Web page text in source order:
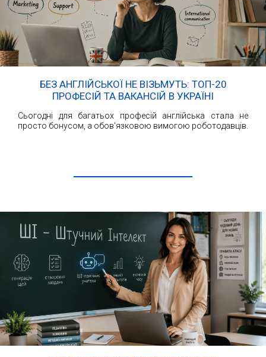
БЕЗ АНГЛІЙСЬКОЇ НЕ ВІЗЬМУТЬ: ТОП-20
ПРОФЕСІЙ ТА ВАКАНСІЙ В УКРАЇНІ
Сьогодні для багатьох професій англійська стала не
просто бонусом, а обов'язковою вимогою роботодавців.